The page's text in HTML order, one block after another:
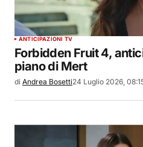
ANTICIPAZIONI TV
Forbidden Fruit 4,
piano di Mert
di Andrea Bosetti24 Luglio 2026,